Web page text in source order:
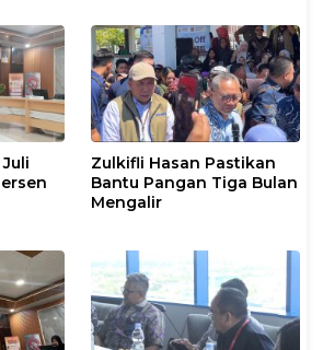
Zulkifli Hasan Pastikan
Bantu Pangan Tiga Bulan
Mengalir